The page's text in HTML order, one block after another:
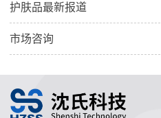
护肤品最新报道
市场咨询